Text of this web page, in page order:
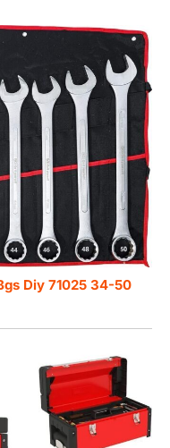
Diy 71025 34-50